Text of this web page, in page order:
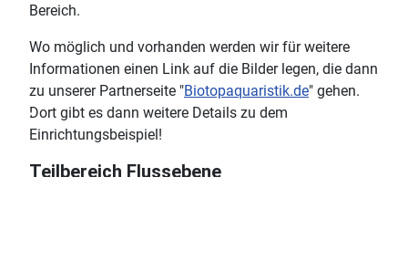
Bereich.
Wo möglich und vorhanden werden wir für weitere
Informationen einen Link auf die Bilder legen, die dann
zu unserer Partnerseite "Biotopaquaristik.de" gehen.
Dort gibt es dann weitere Details zu dem
Einrichtungsbeispiel!
Teilbereich Flussebene